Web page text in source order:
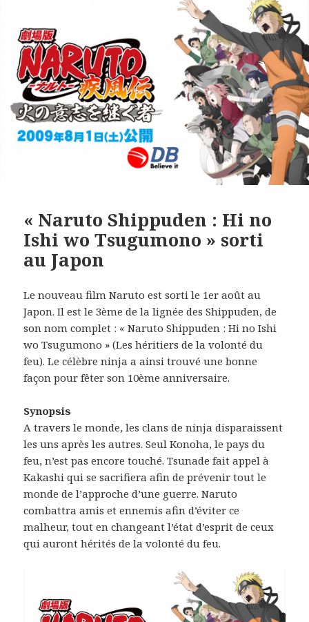
« Naruto Shippuden : Hi no
Ishi wo Tsugumono » sorti
au Japon
Le nouveau film Naruto est sorti le 1er août au
Japon. Il est le 3ème de la lignée des Shippuden, de
son nom complet : « Naruto Shippuden : Hi no Ishi
wo Tsugumono » (Les héritiers de la volonté du
feu). Le célèbre ninja a ainsi trouvé une bonne
façon pour fêter son 10ème anniversaire.
Synopsis
A travers le monde, les clans de ninja disparaissent
les uns après les autres. Seul Konoha, le pays du
feu, n’est pas encore touché. Tsunade fait appel à
Kakashi qui se sacrifiera afin de prévenir tout le
monde de l’approche d’une guerre. Naruto
combattra amis et ennemis afin d’éviter ce
malheur, tout en changeant l’état d’esprit de ceux
qui auront hérités de la volonté du feu.